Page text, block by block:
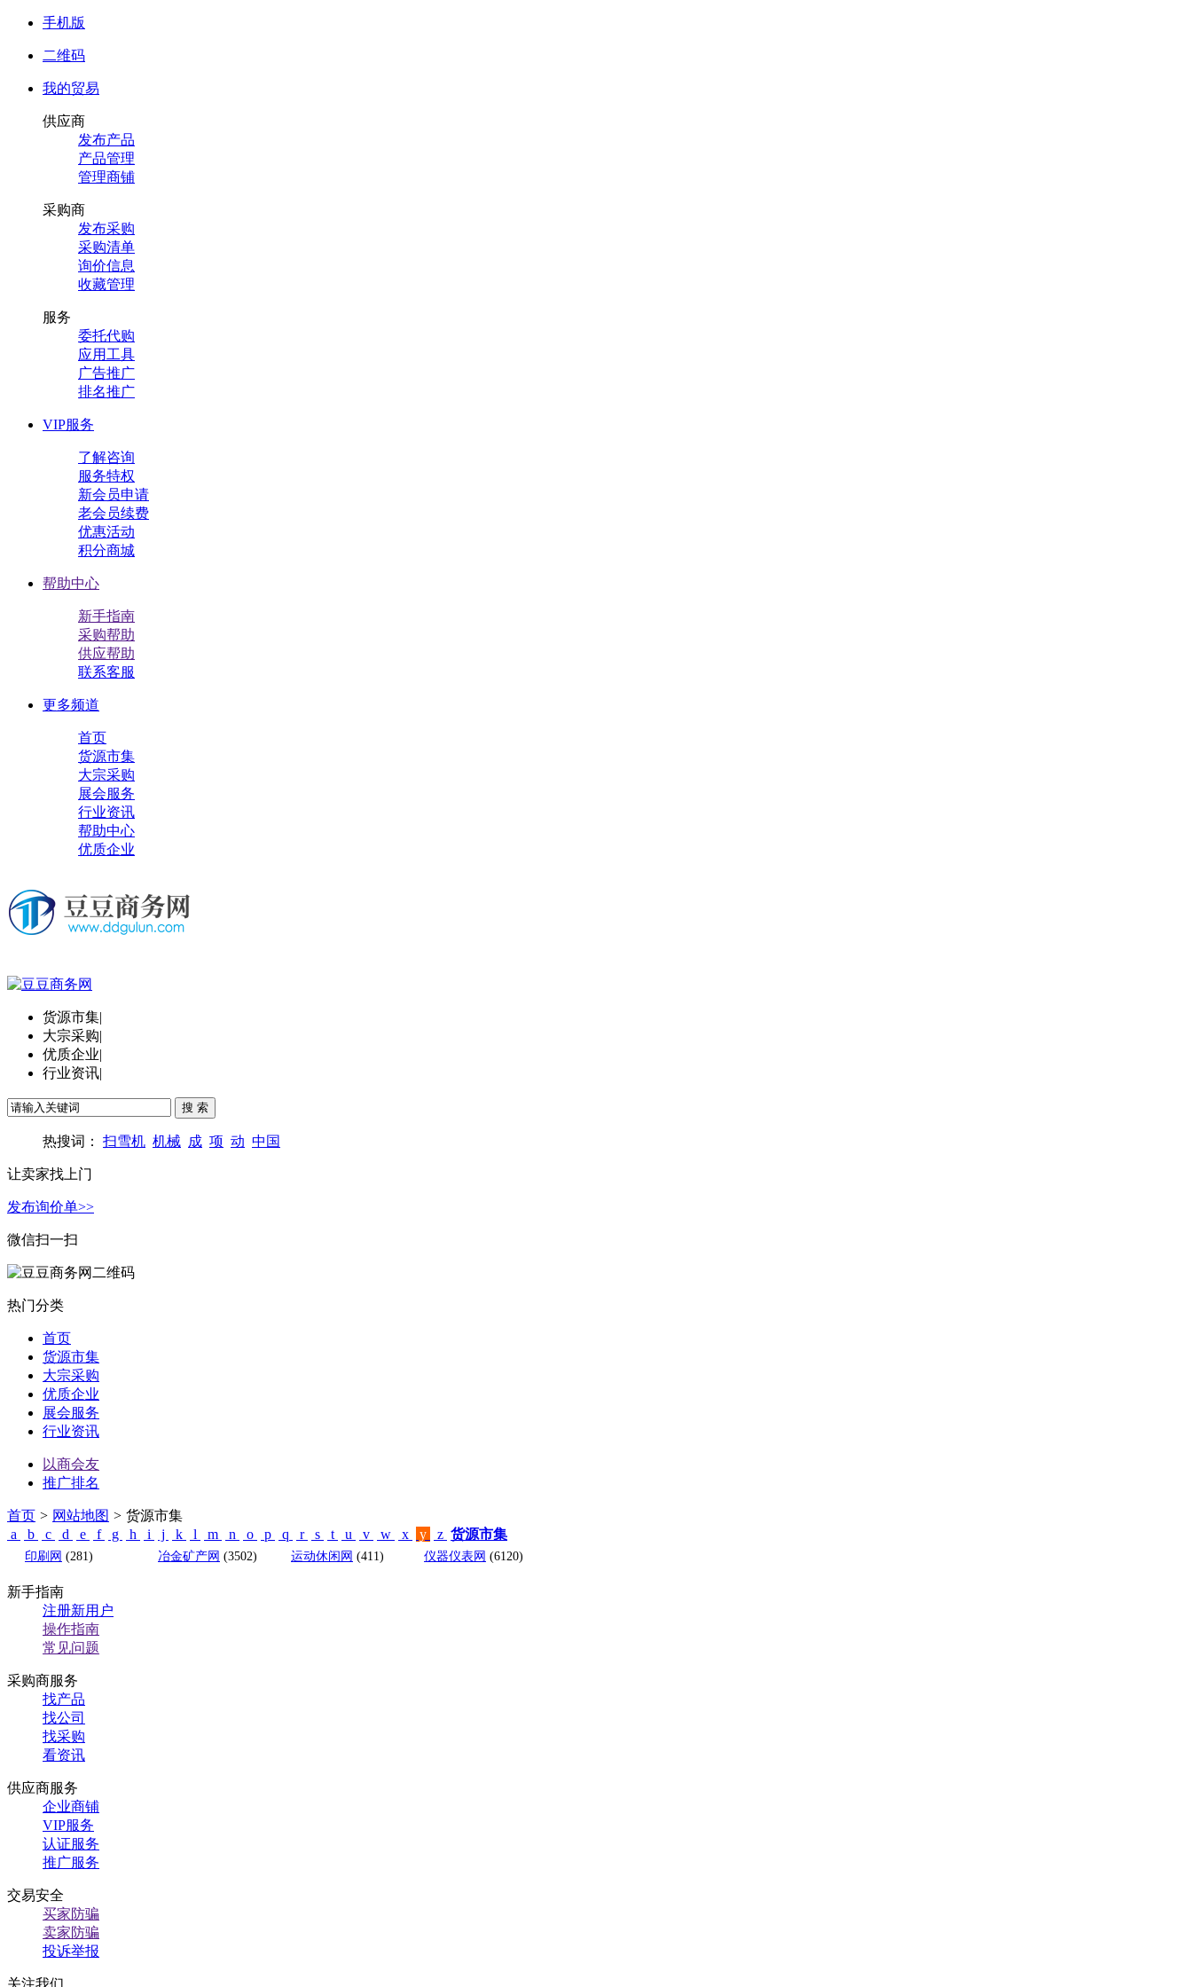
手机版
二维码
我的贸易
供应商
发布产品
产品管理
管理商铺
采购商
发布采购
采购清单
询价信息
收藏管理
服务
委托代购
应用工具
广告推广
排名推广
VIP服务
了解咨询
服务特权
新会员申请
老会员续费
优惠活动
积分商城
帮助中心
新手指南
采购帮助
供应帮助
联系客服
更多频道
首页
货源市集
大宗采购
展会服务
行业资讯
帮助中心
优质企业
货源市集|
大宗采购|
优质企业|
行业资讯|
热搜词： 扫雪机 机械 成 项 动 中国
让卖家找上门
发布询价单>>
微信扫一扫
热门分类
首页
货源市集
大宗采购
优质企业
展会服务
行业资讯
以商会友
推广排名
首页 > 网站地图 > 货源市集
a
b c d e f g h i j k l m n o p q r s t u v w x y z 货源市集
印刷网 (281) 冶金矿产网 (3502) 运动休闲网 (411) 仪器仪表网 (6120)
新手指南
注册新用户
操作指南
常见问题
采购商服务
找产品
找公司
找采购
看资讯
供应商服务
企业商铺
VIP服务
认证服务
推广服务
交易安全
买家防骗
卖家防骗
投诉举报
关注我们